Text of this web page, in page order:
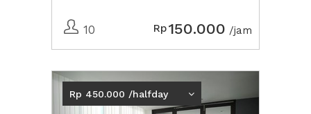
10 Rp150.000 /jam
Previous
Rp 450.000 /halfday